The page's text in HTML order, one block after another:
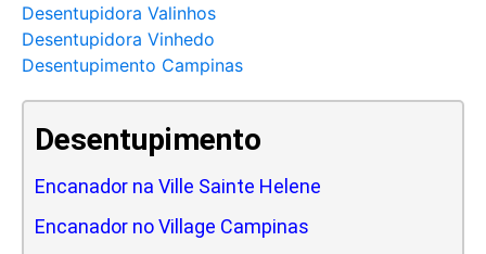
Desentupidora Valinhos
Desentupidora Vinhedo
Desentupimento Campinas
Desentupimento
Encanador na Ville Sainte Helene
Encanador no Village Campinas